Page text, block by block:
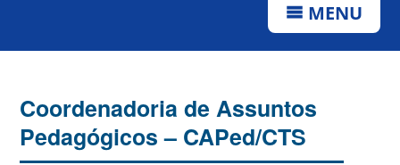
MENU
Coordenadoria de Assuntos
Pedagógicos – CAPed/CTS